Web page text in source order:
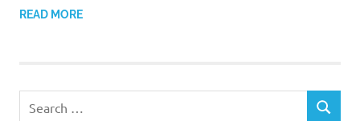
READ MORE
SEARCH